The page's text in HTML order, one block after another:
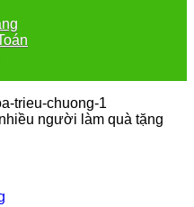
trieu-chuong-1
người làm quà tặng